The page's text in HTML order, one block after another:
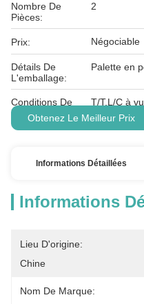
Nombre De
Pièces:
2
Prix: Négociable
Détails De
L'emballage:
Palette en
Conditions De
Paiement:
T/T,L/C à
Obtenez Le Meilleur Prix
Informations Détaillées
Informations
Lieu D'origine:
Chine
Nom De Marque: